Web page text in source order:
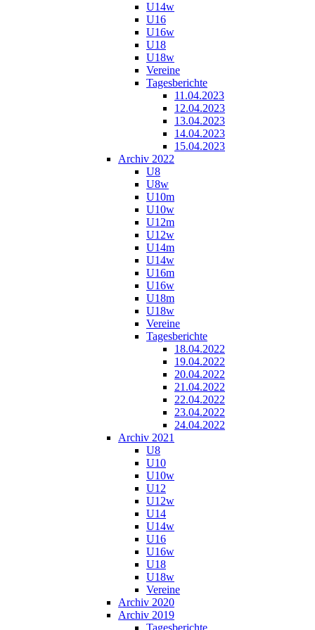
U14w
U16
U16w
U18
U18w
Vereine
Tagesberichte
11.04.2023
12.04.2023
13.04.2023
14.04.2023
15.04.2023
Archiv 2022
U8
U8w
U10m
U10w
U12m
U12w
U14m
U14w
U16m
U16w
U18m
U18w
Vereine
Tagesberichte
18.04.2022
19.04.2022
20.04.2022
21.04.2022
22.04.2022
23.04.2022
24.04.2022
Archiv 2021
U8
U10
U10w
U12
U12w
U14
U14w
U16
U16w
U18
U18w
Vereine
Archiv 2020
Archiv 2019
Tagesberichte